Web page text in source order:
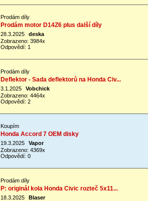
Prodám díly
Prodám motor D14Z6 plus další díly
28.3.2025
deska
Zobrazeno: 3984x
Odpovědí: 1
Prodám díly
Deflektor - Sada deflektorů na Honda Civ...
3.1.2025
Vobchick
Zobrazeno: 4464x
Odpovědí: 2
Koupím
Honda Accord 7 OEM disky
19.3.2025
Vapor
Zobrazeno: 4369x
Odpovědí: 0
Prodám díly
P: originál kola Honda Civic rozteč 5x11...
18.3.2025
Blaser